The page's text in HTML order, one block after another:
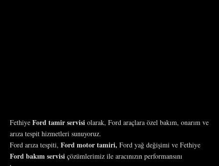
Fethiye Ford tamir servisi olarak, Ford araçlara özel bakım, onarım ve
arıza tespit hizmetleri sunuyoruz.
Ford arıza tespiti, Ford motor tamiri, Ford yağ değişimi ve Fethiye
Ford bakım servisi çözümlerimiz ile aracınızın performansını